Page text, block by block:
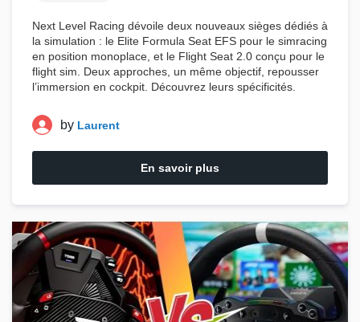
Next Level Racing dévoile deux nouveaux sièges dédiés à
la simulation : le Elite Formula Seat EFS pour le simracing
en position monoplace, et le Flight Seat 2.0 conçu pour le
flight sim. Deux approches, un même objectif, repousser
l’immersion en cockpit. Découvrez leurs spécificités.
by Laurent
En savoir plus